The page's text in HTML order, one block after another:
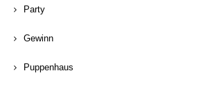
Party
Gewinn
Puppenhaus